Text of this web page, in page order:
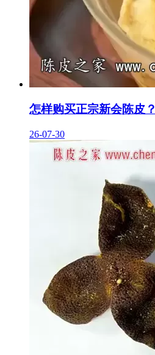
怎样购买正宗新会陈皮？
26-07-30